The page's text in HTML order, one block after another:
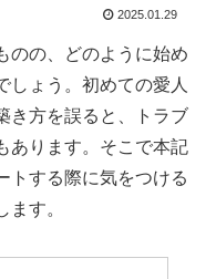
2025.01.29
のの、どのように始め
しょう。初めての愛人
き方を誤ると、トラブ
あります。そこで本記
トする際に気をつける
す。